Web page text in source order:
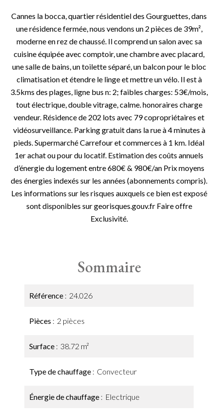
Cannes la bocca, quartier résidentiel des Gourguettes, dans
une résidence fermée, nous vendons un 2 pièces de 39m²,
moderne en rez de chaussé. Il comprend un salon avec sa
cuisine équipée avec comptoir, une chambre avec placard,
une salle de bains, un toilette séparé, un balcon pour le bloc
climatisation et étendre le linge et mettre un vélo. Il est à
3.5kms des plages, ligne bus n: 2; faibles charges: 53€/mois,
tout électrique, double vitrage, calme. honoraires charge
vendeur. Résidence de 202 lots avec 79 copropriétaires et
vidéosurveillance. Parking gratuit dans la rue à 4 minutes à
pieds. Supermarché Carrefour et commerces à 1 km. Idéal
1er achat ou pour du locatif. Estimation des coûts annuels
d’énergie du logement entre 680€ & 980€/an Prix moyens
des énergies indexés sur les années (abonnements compris).
Les informations sur les risques auxquels ce bien est exposé
sont disponibles sur georisques.gouv.fr Faire offre
Exclusivité.
Sommaire
Référence 24.026
Pièces 2 pièces
Surface 38.72 m²
Type de chauffage Convecteur
Énergie de chauffage Electrique